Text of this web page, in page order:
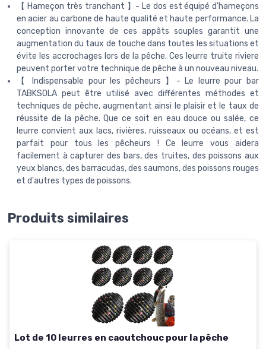
【 Hameçon très tranchant 】- Le dos est équipé d'hameçons
en acier au carbone de haute qualité et haute performance. La
conception innovante de ces appâts souples garantit une
augmentation du taux de touche dans toutes les situations et
évite les accrochages lors de la pêche. Ces leurre truite riviere
peuvent porter votre technique de pêche à un nouveau niveau.
【 Indispensable pour les pêcheurs 】- Le leurre pour bar
TABKSOLA peut être utilisé avec différentes méthodes et
techniques de pêche, augmentant ainsi le plaisir et le taux de
réussite de la pêche. Que ce soit en eau douce ou salée, ce
leurre convient aux lacs, rivières, ruisseaux ou océans, et est
parfait pour tous les pêcheurs ! Ce leurre vous aidera
facilement à capturer des bars, des truites, des poissons aux
yeux blancs, des barracudas, des saumons, des poissons rouges
et d'autres types de poissons.
Produits similaires
Lot de 10 leurres en caoutchouc pour la pêche